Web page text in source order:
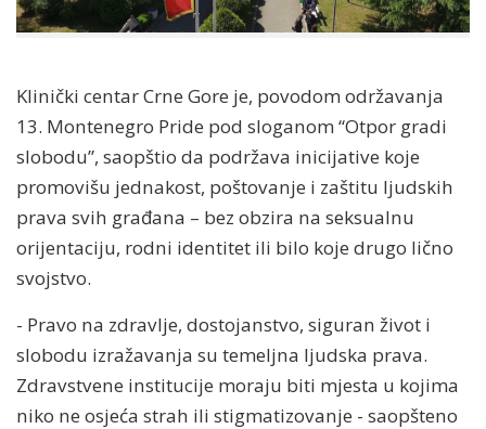
Klinički centar Crne Gore je, povodom održavanja
13. Montenegro Pride pod sloganom “Otpor gradi
slobodu”, saopštio da podržava inicijative koje
promovišu jednakost, poštovanje i zaštitu ljudskih
prava svih građana – bez obzira na seksualnu
orijentaciju, rodni identitet ili bilo koje drugo lično
svojstvo.
- Pravo na zdravlje, dostojanstvo, siguran život i
slobodu izražavanja su temeljna ljudska prava.
Zdravstvene institucije moraju biti mjesta u kojima
niko ne osjeća strah ili stigmatizovanje - saopšteno